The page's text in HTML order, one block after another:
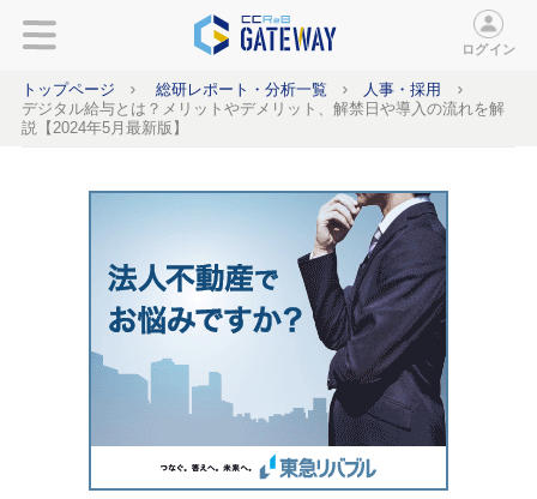
ログイン
トップページ 総研レポート・分析一覧
人事・採用
デジタル給与とは？メリットやデメリット、解禁日や導入の流れを解
説【2024年5月最新版】